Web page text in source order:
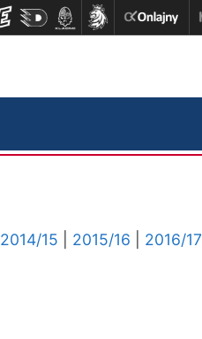
2014/15 2015/16 2016/17